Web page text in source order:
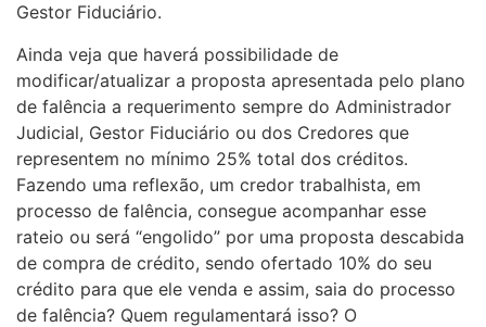
Gestor Fiduciário.
Ainda veja que haverá possibilidade de
modificar/atualizar a proposta apresentada pelo plano
de falência a requerimento sempre do Administrador
Judicial, Gestor Fiduciário ou dos Credores que
representem no mínimo 25% total dos créditos.
Fazendo uma reflexão, um credor trabalhista, em
processo de falência, consegue acompanhar esse
rateio ou será “engolido” por uma proposta descabida
de compra de crédito, sendo ofertado 10% do seu
crédito para que ele venda e assim, saia do processo
de falência? Quem regulamentará isso? O